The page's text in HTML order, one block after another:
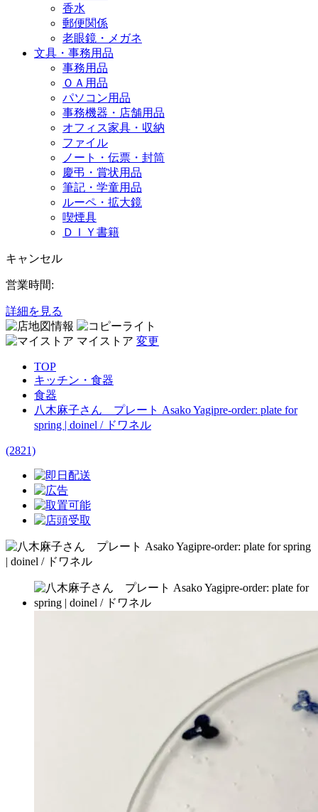
香水
郵便関係
老眼鏡・メガネ
文具・事務用品
事務用品
ＯＡ用品
パソコン用品
事務機器・店舗用品
オフィス家具・収納
ファイル
ノート・伝票・封筒
慶弔・賞状用品
筆記・学童用品
ルーペ・拡大鏡
喫煙具
ＤＩＹ書籍
キャンセル
営業時間:
詳細を見る
マイストア 変更
TOP
キッチン・食器
食器
八木麻子さん プレート Asako Yagipre-order: plate for
spring | doinel / ドワネル
(2821)